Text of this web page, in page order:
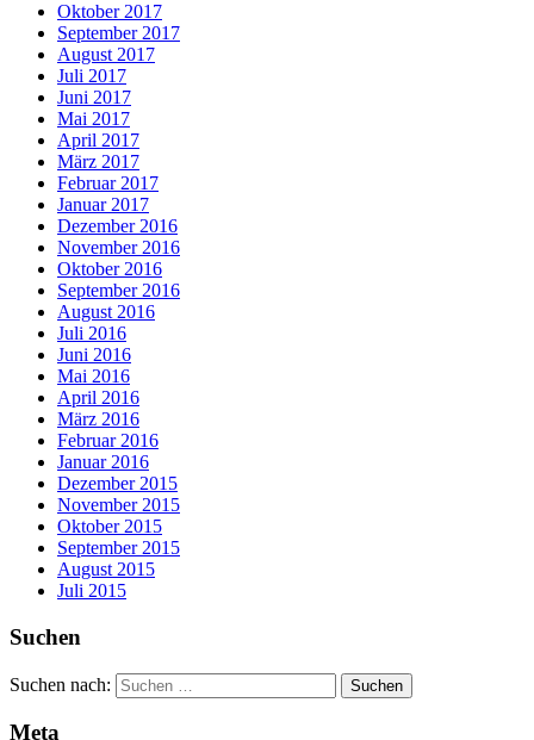
Oktober 2017
September 2017
August 2017
Juli 2017
Juni 2017
Mai 2017
April 2017
März 2017
Februar 2017
Januar 2017
Dezember 2016
November 2016
Oktober 2016
September 2016
August 2016
Juli 2016
Juni 2016
Mai 2016
April 2016
März 2016
Februar 2016
Januar 2016
Dezember 2015
November 2015
Oktober 2015
September 2015
August 2015
Juli 2015
Suchen
Suchen nach:
Meta